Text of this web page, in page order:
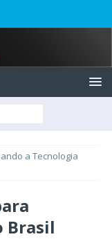
a Tecnologia
Brasil